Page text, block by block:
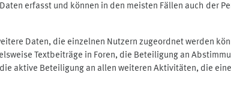
erfasst und können in den meisten Fällen auch der
Daten, die einzelnen Nutzern zugeordnet werden
Textbeiträge in Foren, die Beteiligung an
aktive Beteiligung an allen weiteren Aktivitäten, die